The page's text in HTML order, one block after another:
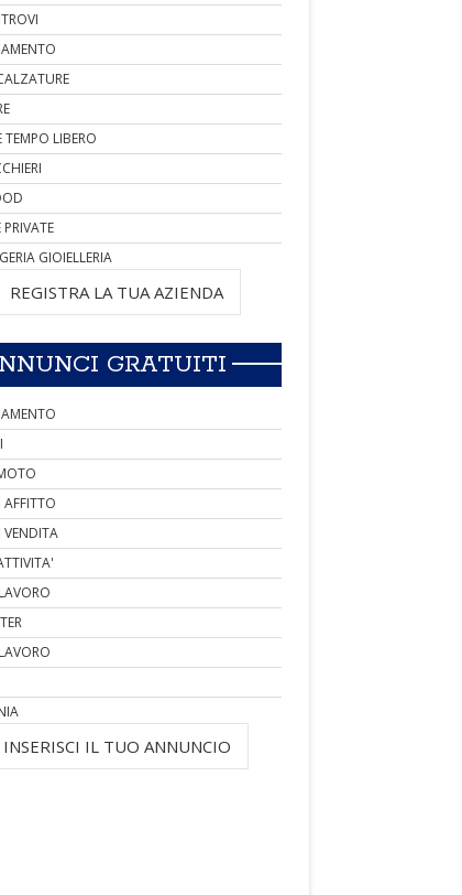
TEMPO LIBERO
PRIVATE
GIOIELLERIA
REGISTRA LA TUA AZIENDA
GRATUITI
AFFITTO
VENDITA
INSERISCI IL TUO ANNUNCIO